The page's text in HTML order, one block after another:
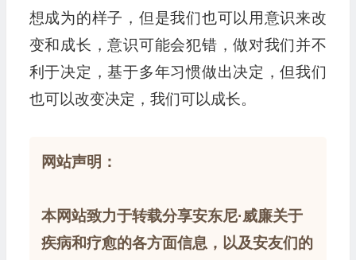
想成为的样子，但是我们也可以用意识来改
变和成长，意识可能会犯错，做对我们并不
利于决定，基于多年习惯做出决定，但我们
也可以改变决定，我们可以成长。
网站声明：
本网站致力于转载分享安东尼·威廉关于
疾病和疗愈的各方面信息，以及安友们的